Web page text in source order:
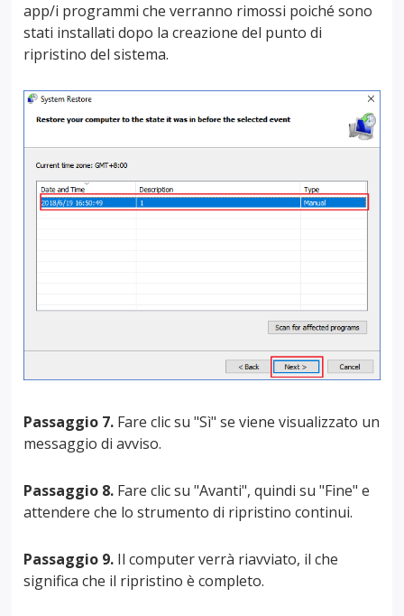
app/i programmi che verranno rimossi poiché sono
stati installati dopo la creazione del punto di
ripristino del sistema.
Passaggio 7. Fare clic su "Sì" se viene visualizzato un
messaggio di avviso.
Passaggio 8. Fare clic su "Avanti", quindi su "Fine" e
attendere che lo strumento di ripristino continui.
Passaggio 9. Il computer verrà riavviato, il che
significa che il ripristino è completo.